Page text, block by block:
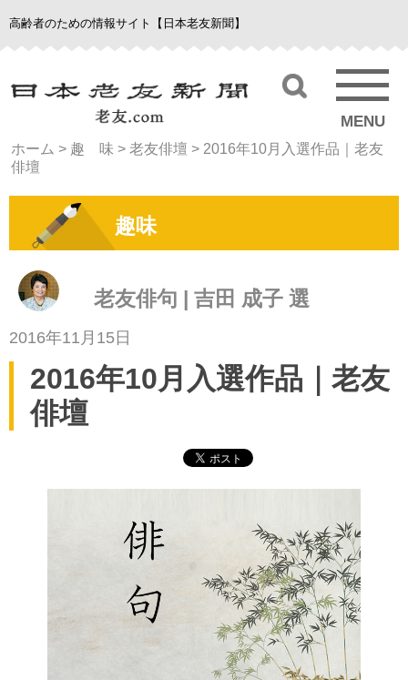
高齢者のための情報サイト【日本老友新聞】
MENU
ホーム > 趣 味 > 老友俳壇 > 2016年10月入選作品｜老友
俳壇
趣味
老友俳句 | 吉田 成子 選
2016年11月15日
2016年10月入選作品｜老友
俳壇